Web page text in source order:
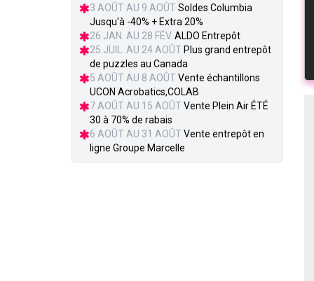
3 AOÛT AU 9 AOÛT Soldes Columbia
Jusqu'à -40% + Extra 20%
26 JAN. AU 28 FÉV. ALDO Entrepôt
25 JUIL. AU 24 AOÛT Plus grand entrepôt
de puzzles au Canada
5 AOÛT AU 8 AOÛT Vente échantillons
UCON Acrobatics,COLAB
7 AOÛT AU 15 AOÛT Vente Plein Air ÉTÉ
30 à 70% de rabais
6 AOÛT AU 31 AOÛT Vente entrepôt en
ligne Groupe Marcelle